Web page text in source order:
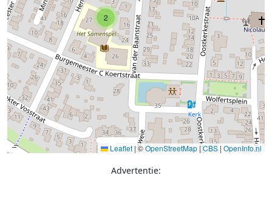
2
Leaflet |©OpenStreetMap |CBS | OpenInfo.nl
Advertentie: